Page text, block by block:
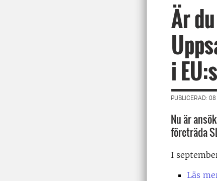
Är
i
PUBLICERAD:
Nu är
företräda
I
Läs